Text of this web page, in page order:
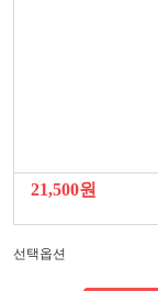
21,500원
선택옵션